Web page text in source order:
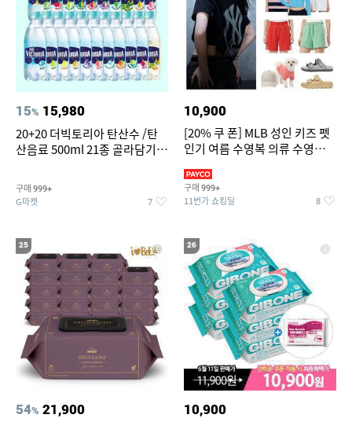
15% 15,980
20+20 더빅토리아 탄산수 /탄
산음료 500ml 21종 골라담기
구매 999+
G마켓 7
10,900
[20% 쿠 폰] MLB 성인 키즈 펫
인기 여름 수영복 의류 수영복
구매 999+
11번가 쇼킹딜 8
25
54% 21,900
26
10,900